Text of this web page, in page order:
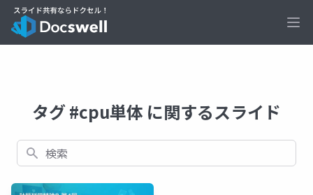
タグ #cpu単体 に関するスライド
検索